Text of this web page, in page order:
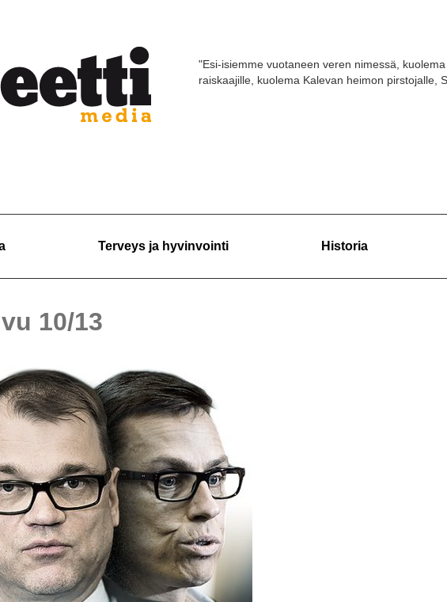
"Esi-isiemme vuotaneen veren nimessä,
raiskaajille, kuolema Kalevan heimon pirstojalle,
Terveys ja hyvinvointi Historia
10/13